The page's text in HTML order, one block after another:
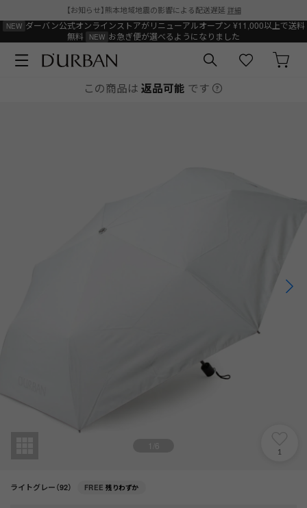
【お知らせ】熊本地域地震の影響による配送遅延 詳細
ダーバン公式オンラインストアがリニューアルオープン ¥11,000以上で送料
無料
お急ぎ便が選べるようになりました
この商品は 返品可能 です
1 6
1
ライトグレー（92） FREE 残りわずか